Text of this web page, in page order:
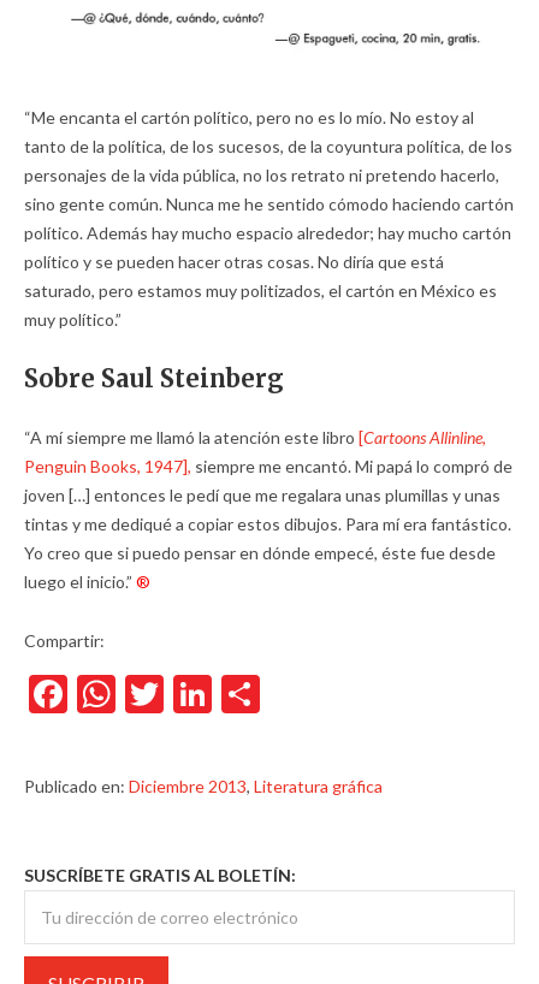
“Me encanta el cartón político, pero no es lo mío. No estoy al
tanto de la política, de los sucesos, de la coyuntura política, de los
personajes de la vida pública, no los retrato ni pretendo hacerlo,
sino gente común. Nunca me he sentido cómodo haciendo cartón
político. Además hay mucho espacio alrededor; hay mucho cartón
político y se pueden hacer otras cosas. No diría que está
saturado, pero estamos muy politizados, el cartón en México es
muy político.”
Sobre Saul Steinberg
“A mí siempre me llamó la atención este libro [Cartoons Allinline,
Penguin Books, 1947], siempre me encantó. Mi papá lo compró de
joven […] entonces le pedí que me regalara unas plumillas y unas
tintas y me dediqué a copiar estos dibujos. Para mí era fantástico.
Yo creo que si puedo pensar en dónde empecé, éste fue desde
luego el inicio.” ®
Compartir:
Facebook
WhatsApp
TwitterLinkedIn
Publicado en: Diciembre 2013, Literatura gráfica
SUSCRÍBETE GRATIS AL BOLETÍN: